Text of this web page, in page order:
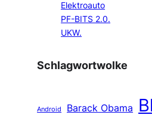
Elektroauto
PF-BITS 2.0.
UKW.
Schlagwortwolke
Android Barack Obama